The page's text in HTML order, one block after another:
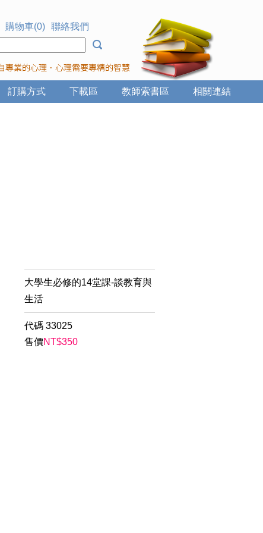
購物車(0) 聯絡我們
相關連結
教師索書區
下載區
訂購方式
大學生必修的14堂課-談教育與
生活
代碼 33025
售價NT$350